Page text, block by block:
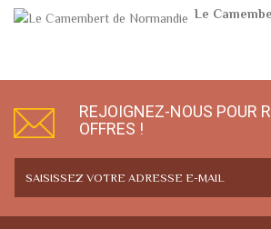
Le
REJOIGNEZ-NOUS POUR
OFFRES !